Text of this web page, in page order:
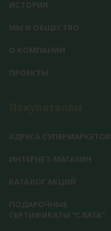
ИСТОРИЯ
МЫ И ОБЩЕСТВО
О КОМПАНИИ
ПРОЕКТЫ
АДРЕСА СУПЕРМАРКЕТОВ
ИНТЕРНЕТ-МАГАЗИН
КАТАЛОГ АКЦИЙ
ПОДАРОЧНЫЕ
СЕРТИФИКАТЫ "СЛАТА"